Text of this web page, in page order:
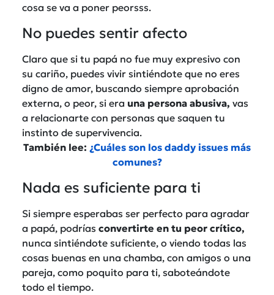
cosa se va a poner peorsss.
No puedes sentir afecto
Claro que si tu papá no fue muy expresivo con
su cariño, puedes vivir sintiéndote que no eres
digno de amor, buscando siempre aprobación
externa, o peor, si era una persona abusiva, vas
a relacionarte con personas que saquen tu
instinto de supervivencia.
También lee: ¿Cuáles son los daddy issues más
comunes?
Nada es suficiente para ti
Si siempre esperabas ser perfecto para agradar
a papá, podrías convertirte en tu peor crítico,
nunca sintiéndote suficiente, o viendo todas las
cosas buenas en una chamba, con amigos o una
pareja, como poquito para ti, saboteándote
todo el tiempo.